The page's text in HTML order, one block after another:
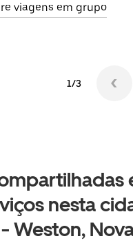
viagens em grupo
1/3
nesta
Weston,